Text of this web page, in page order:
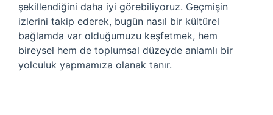
şekillendiğini daha iyi görebiliyoruz. Geçmişin
izlerini takip ederek, bugün nasıl bir kültürel
bağlamda var olduğumuzu keşfetmek, hem
bireysel hem de toplumsal düzeyde anlamlı bir
yolculuk yapmamıza olanak tanır.